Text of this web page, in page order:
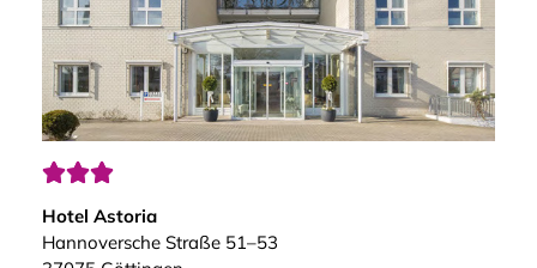

Hotel Astoria
Hannoversche Straße 51–53